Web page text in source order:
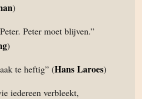
)
Peter moet blijven.”
)
te heftig” (Hans Laroes)
iedereen verbleekt,